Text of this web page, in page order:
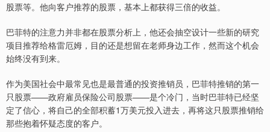
股票等。他向客户推荐的股票，基本上都获得三倍的收益。
巴菲特的注意力并非都在股票分析上，他还会抽空设计一些新的研究
项目推荐给格雷厄姆，目的还是想留在老师身边工作，然而这个机会
始终没有到来。
作为美国社会中最常见也是最普通的投资推销员，巴菲特推销的第一
只股票——政府雇员保险公司股票——是个冷门，当时巴菲特已经坚
定了信心，将自己的全部积蓄1万美元投入进去，再将这只股票推销给
那些抱着怀疑态度的客户。